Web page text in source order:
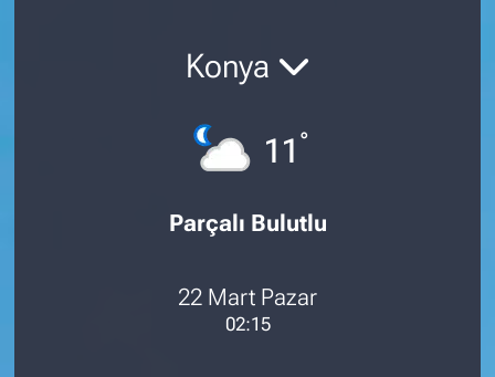
Konya
11 °
Parçalı Bulutlu
22 Mart Pazar
02:15